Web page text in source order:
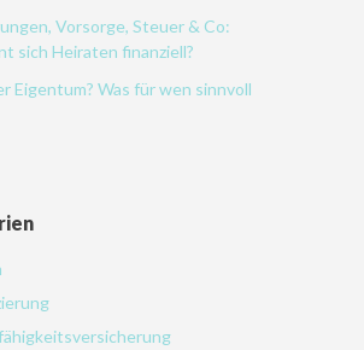
Vorsorge, Steuer & Co:
sich Heiraten finanziell?
Eigentum? Was für wen sinnvoll